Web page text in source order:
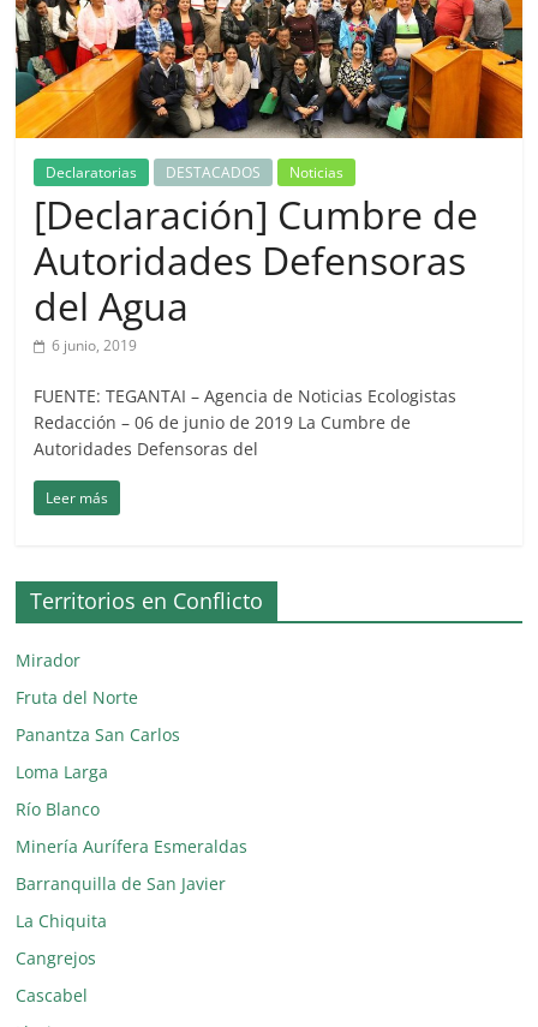
Declaratorias DESTACADOS Noticias
[Declaración] Cumbre de
Autoridades Defensoras
del Agua
6 junio, 2019
FUENTE: TEGANTAI – Agencia de Noticias Ecologistas
Redacción – 06 de junio de 2019 La Cumbre de
Autoridades Defensoras del
Leer más
Territorios en Conflicto
Mirador
Fruta del Norte
Panantza San Carlos
Loma Larga
Río Blanco
Minería Aurífera Esmeraldas
Barranquilla de San Javier
La Chiquita
Cangrejos
Cascabel